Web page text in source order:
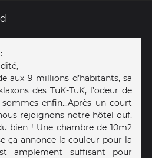
aux 9 millions d’habitants, sa
des TuK-TuK, l’odeur de
enfin...Après un court
rejoignons notre hôtel ouf,
bien ! Une chambre de 10m2
ça annonce la couleur pour la
amplement suffisant pour